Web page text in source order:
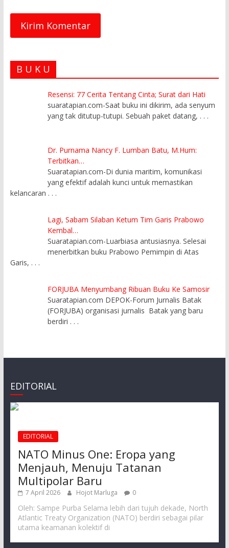
B U K U
Resensi: 77 Cerita Tentang Cinta; Surat dari Hati
suaratapian.com-Saat buku ini dikirim, ada senyum
yang tak ditutup-tutupi. Sebuah paket datang, . . .
Dr. Purnama Nancy F. Lumban Batu, M.Hum:
Terbitkan…
Suaratapian.com-Di dunia maritim, komunikasi
yang efektif adalah kunci untuk memastikan
kelancaran . . .
Lagi, Sabam Silaban Ketum Tim Garis Prabowo
Kembal…
Suaratapian.com-Luarbiasa antusiasnya. Selesai
menerbitkan buku Prabowo Pemimpin di Atas
Garis, . . .
FORJUBA Menyumbang Ribuan Buku Ke Samosir
Suaratapian.com DEPOK-Forum Jurnalis Batak
(FORJUBA) organisasi jurnalis Batak yang baru
berdiri . . .
EDITORIAL
EDITORIAL
NATO Minus One: Eropa yang
Menjauh, Menuju Tatanan
Multipolar Baru
7 April 2026 Hojot Marluga 0
Oleh: Sampe Purba Selama lebih dari tujuh dekade, North
Atlantic Treaty Organization (NATO) berdiri sebagai pilar
utama keamanan kolektif di